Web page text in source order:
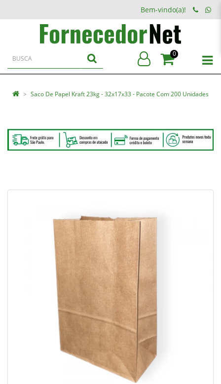
Bem-vindo(a)!
0
Saco De Papel Kraft 23kg - 32x17x33 - Pacote Com 200 Unidades